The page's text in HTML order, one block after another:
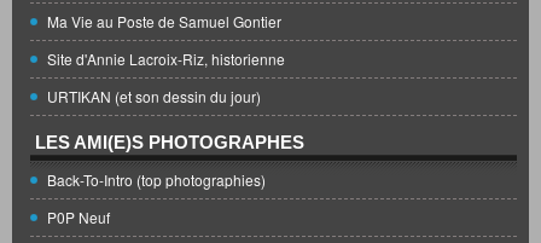
Ma Vie au Poste de Samuel Gontier
Site d'Annie Lacroix-Riz, historienne
URTIKAN (et son dessin du jour)
LES AMI(E)S PHOTOGRAPHES
Back-To-Intro (top photographies)
P0P Neuf